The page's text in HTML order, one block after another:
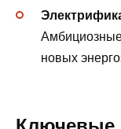
новых